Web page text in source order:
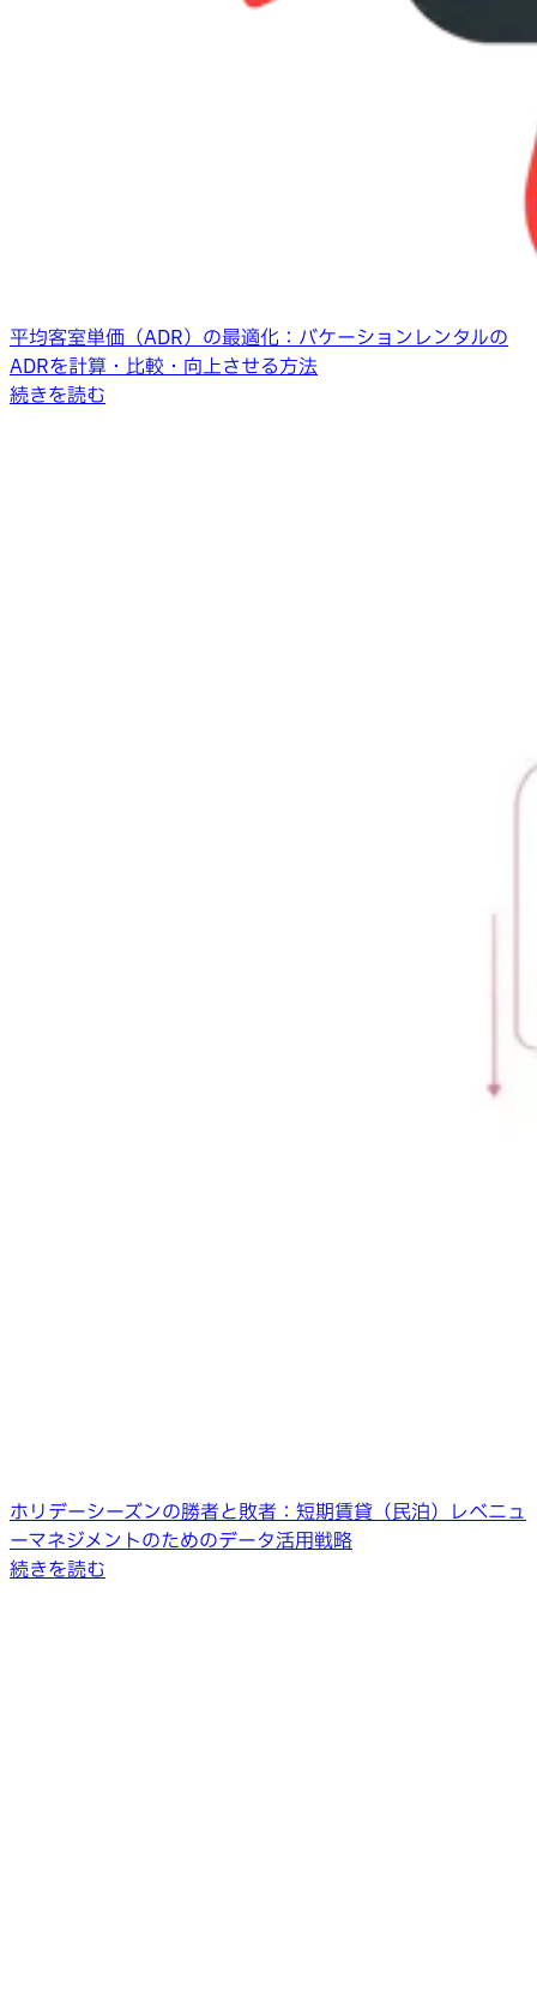
平均客室単価（ADR）の最適化：バケーションレンタルの
ADRを計算・比較・向上させる方法
続きを読む
ホリデーシーズンの勝者と敗者：短期賃貸（民泊）レベニュ
ーマネジメントのためのデータ活用戦略
続きを読む